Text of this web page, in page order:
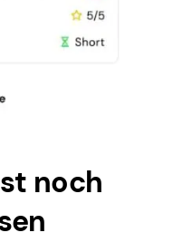
noch